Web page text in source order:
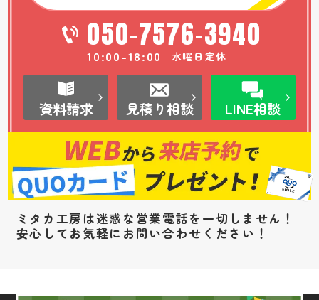
050-7576-3940
10:00-18:00 水曜日定休
資料請求 見積り相談 LINE相談
ミタカ工房は迷惑な営業電話を一切しません！
安心してお気軽にお問い合わせください！